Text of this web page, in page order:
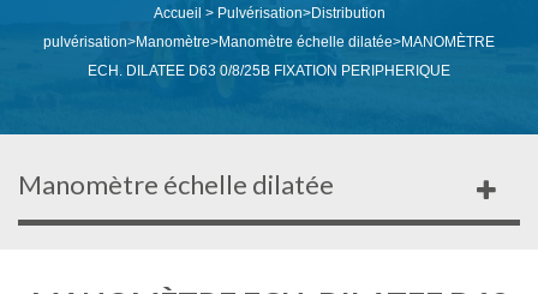
Accueil > Pulvérisation>Distribution
pulvérisation>Manomètre>Manomètre échelle dilatée>MANOMÈTRE
ECH. DILATEE D63 0/8/25B FIXATION PERIPHERIQUE
Manomètre échelle dilatée